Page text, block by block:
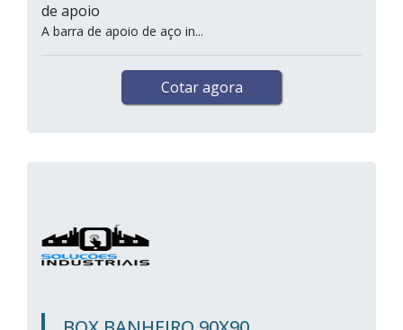
de apoio
A barra de apoio de aço in...
Cotar agora